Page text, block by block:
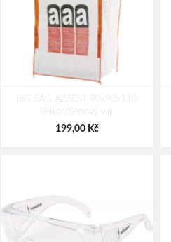
BIG BAG AZBEST 90x90x110
Velkoobjemový vak
199,00 Kč